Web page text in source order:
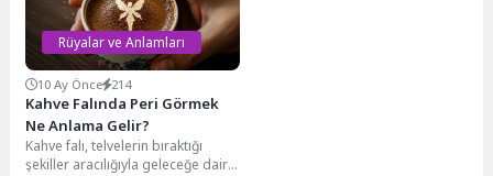
Rüyalar ve Anlamları
10 Ay Önce 214
Kahve Falında Peri Görmek
Ne Anlama Gelir?
Kahve falı, telvelerin bıraktığı
şekiller aracılığıyla geleceğe dair